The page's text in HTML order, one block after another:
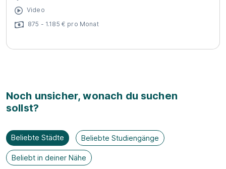
Video
875 - 1.185 € pro Monat
Noch unsicher, wonach du suchen
sollst?
Beliebte Städte Beliebte Studiengänge
Beliebt in deiner Nähe